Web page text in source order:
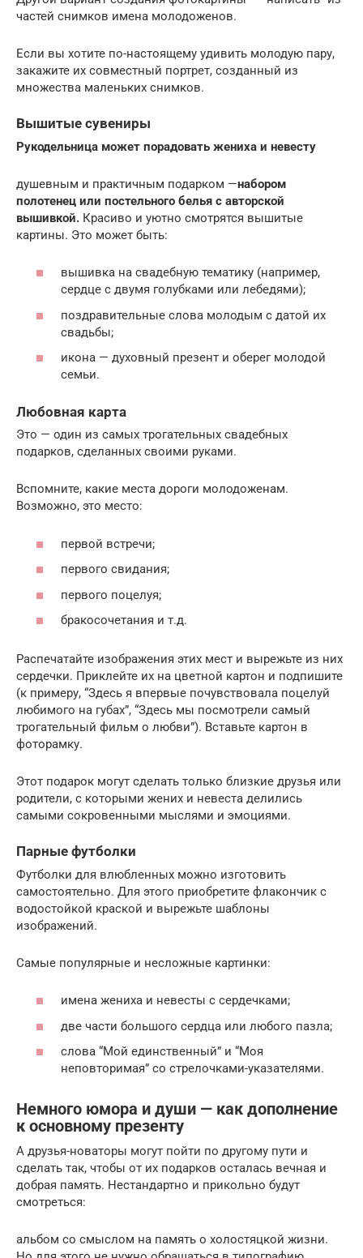
частей снимков имена молодоженов.
Если вы хотите по-настоящему удивить молодую пару,
закажите их совместный портрет, созданный из
множества маленьких снимков.
Вышитые сувениры
Рукодельница может порадовать жениха и невесту
душевным и практичным подарком —набором
полотенец или постельного белья с авторской
вышивкой. Красиво и уютно смотрятся вышитые
картины. Это может быть:
вышивка на свадебную тематику (например,
сердце с двумя голубками или лебедями);
поздравительные слова молодым с датой их
свадьбы;
икона — духовный презент и оберег молодой
семьи.
Любовная карта
Это — один из самых трогательных свадебных
подарков, сделанных своими руками.
Вспомните, какие места дороги молодоженам.
Возможно, это место:
первой встречи;
первого свидания;
первого поцелуя;
бракосочетания и т.д.
Распечатайте изображения этих мест и вырежьте из них
сердечки. Приклейте их на цветной картон и подпишите
(к примеру, “Здесь я впервые почувствовала поцелуй
любимого на губах”, “Здесь мы посмотрели самый
трогательный фильм о любви”). Вставьте картон в
фоторамку.
Этот подарок могут сделать только близкие друзья или
родители, с которыми жених и невеста делились
самыми сокровенными мыслями и эмоциями.
Парные футболки
Футболки для влюбленных можно изготовить
самостоятельно. Для этого приобретите флакончик с
водостойкой краской и вырежьте шаблоны
изображений.
Самые популярные и несложные картинки:
имена жениха и невесты с сердечками;
две части большого сердца или любого пазла;
слова “Мой единственный” и “Моя
неповторимая” со стрелочками-указателями.
Немного юмора и души — как дополнение
к основному презенту
А друзья-новаторы могут пойти по другому пути и
сделать так, чтобы от их подарков осталась вечная и
добрая память. Нестандартно и прикольно будут
смотреться:
альбом со смыслом на память о холостяцкой жизни.